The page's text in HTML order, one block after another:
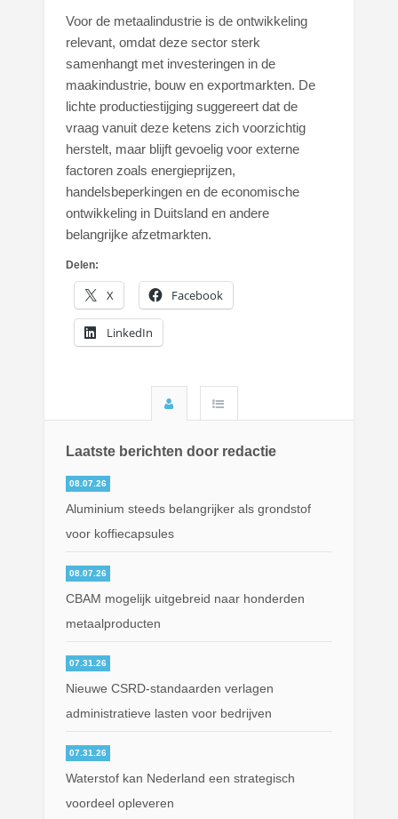
Voor de metaalindustrie is de ontwikkeling
relevant, omdat deze sector sterk
samenhangt met investeringen in de
maakindustrie, bouw en exportmarkten. De
lichte productiestijging suggereert dat de
vraag vanuit deze ketens zich voorzichtig
herstelt, maar blijft gevoelig voor externe
factoren zoals energieprijzen,
handelsbeperkingen en de economische
ontwikkeling in Duitsland en andere
belangrijke afzetmarkten.
Delen:
X Facebook
LinkedIn
Laatste berichten door redactie
08.07.26
Aluminium steeds belangrijker als grondstof
voor koffiecapsules
08.07.26
CBAM mogelijk uitgebreid naar honderden
metaalproducten
07.31.26
Nieuwe CSRD-standaarden verlagen
administratieve lasten voor bedrijven
07.31.26
Waterstof kan Nederland een strategisch
voordeel opleveren